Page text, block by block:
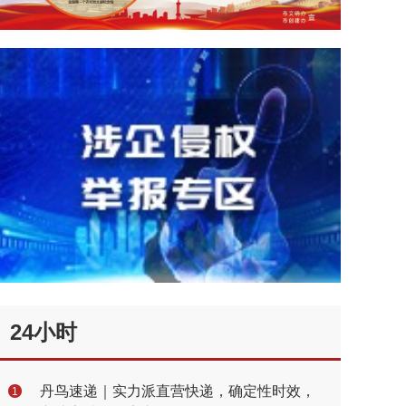
24小时
1
丹鸟速递｜实力派直营快递，确定性时效，